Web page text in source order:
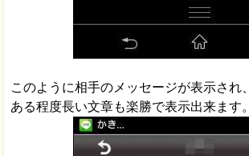
このように相手のメッセージが表示され、
ある程度長い文章も楽勝で表示出来ます。